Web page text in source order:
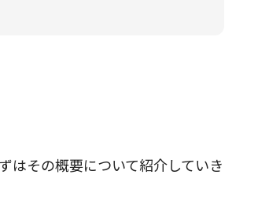
はその概要について紹介していき